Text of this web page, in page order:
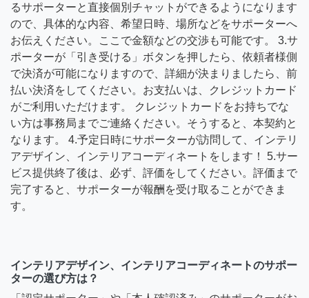
るサポーターと直接個別チャットができるようになります
ので、具体的な内容、希望日時、場所などをサポーターへ
お伝えください。ここで金額などの交渉も可能です。 3.サ
ポーターが「引き受ける」ボタンを押したら、依頼者様側
で決済が可能になりますので、詳細が決まりましたら、前
払い決済をしてください。お支払いは、クレジットカード
がご利用いただけます。 クレジットカードをお持ちでな
い方は事務局までご連絡ください。そうすると、本契約と
なります。 4.予定日時にサポーターが訪問して、インテリ
アデザイン、インテリアコーディネートをします！ 5.サー
ビス提供終了後は、必ず、評価をしてください。評価まで
完了すると、サポーターが報酬を受け取ることができま
す。
インテリアデザイン、インテリアコーディネートのサポー
ターの選び方は？